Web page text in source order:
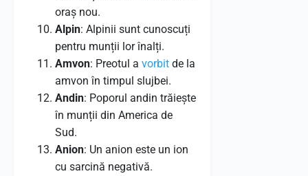
oraș nou.
Alpin: Alpinii sunt cunoscuți
pentru munții lor înalți.
Amvon: Preotul a vorbit de la
amvon în timpul slujbei.
Andin: Poporul andin trăiește
în munții din America de
Sud.
Anion: Un anion este un ion
cu sarcină negativă.